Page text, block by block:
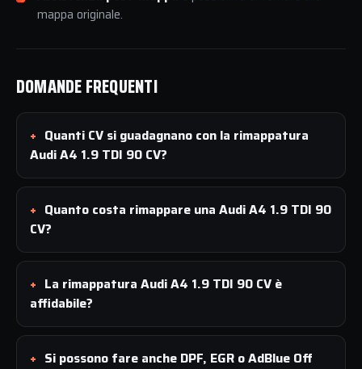
mappa originale.
DOMANDE FREQUENTI
Quanti CV si guadagnano con la rimappatura
Audi A4 1.9 TDI 90 CV?
Quanto costa rimappare una Audi A4 1.9 TDI 90
CV?
La rimappatura Audi A4 1.9 TDI 90 CV è
affidabile?
Si possono fare anche DPF, EGR o AdBlue Off